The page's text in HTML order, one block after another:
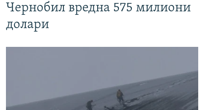
Чернобил вредна 575 милиони
долари